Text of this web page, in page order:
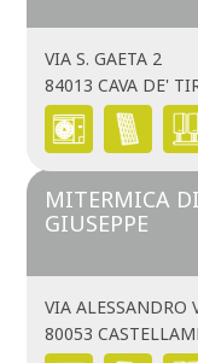
VIA S. GAETA 2
84013 CAVA DE'
MITERMICA
GIUSEPPE
VIA ALESSANDRO
80053